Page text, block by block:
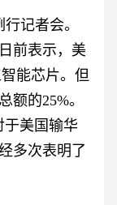
记者会。
前表示，美
能芯片。但
额的25%。
于美国输华
多次表明了